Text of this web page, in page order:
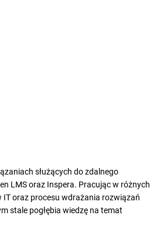
służących do zdalnego
LMS oraz Inspera. Pracując w różnych
IT oraz procesu wdrażania rozwiązań
stale pogłębia wiedzę na temat